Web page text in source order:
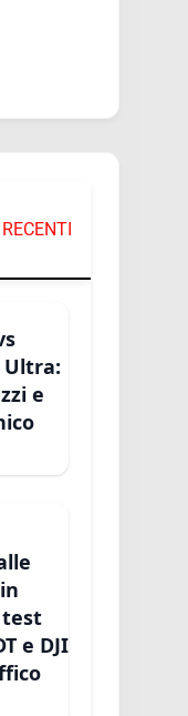
RECENTI
Ultra:
e
test
e DJI